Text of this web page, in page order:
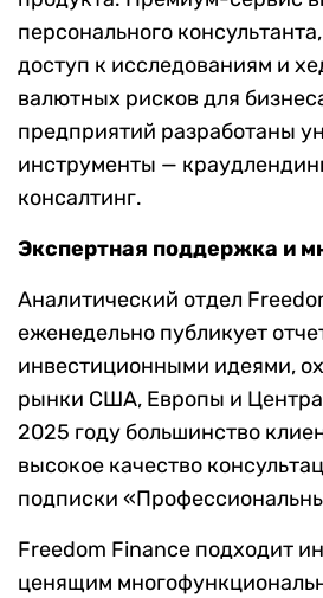
персонального
доступ к исследованиям и
валютных рисков для
предприятий разработаны
инструменты —
консалтинг.
Экспертная поддержка и
Аналитический отдел
еженедельно публикует
инвестиционными идеями,
рынки США, Европы и
2025 году большинство
высокое качество
подписки
Freedom Finance подходит
ценящим